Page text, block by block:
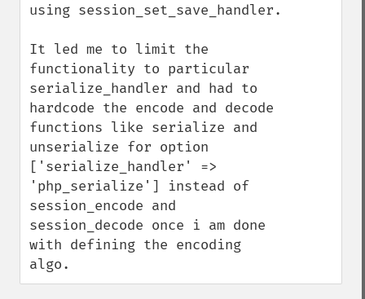
using session_set_save_handler.
It led me to limit the
functionality to particular
serialize_handler and had to
hardcode the encode and decode
functions like serialize and
unserialize for option
['serialize_handler' =>
'php_serialize'] instead of
session_encode and
session_decode once i am done
with defining the encoding
algo.